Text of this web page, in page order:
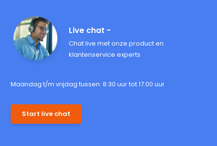
Live chat -
Chat live met onze product en
klantenservice experts
Maandag t/m vrijdag tussen: 8:30 uur tot 17:00 uur
Start live chat